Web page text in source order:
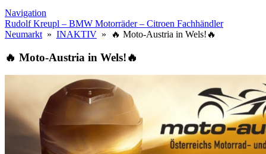
Navigation
Rudolf Kreupl – BMW Motorräder – Citroen Fachhändler
Neumarkt » INAKTIV » 🔥 Moto-Austria in Wels!🔥
🔥 Moto-Austria in Wels!🔥